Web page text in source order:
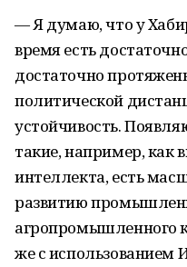
— Я думаю, что у
время есть
достаточно
политической
устойчивость.
такие, например, как
интеллекта, есть
развитию
агропромышленного
же с использованием